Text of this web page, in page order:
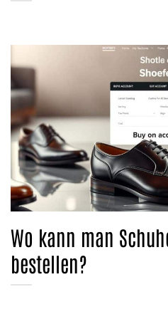
Wo kann man
bestellen?